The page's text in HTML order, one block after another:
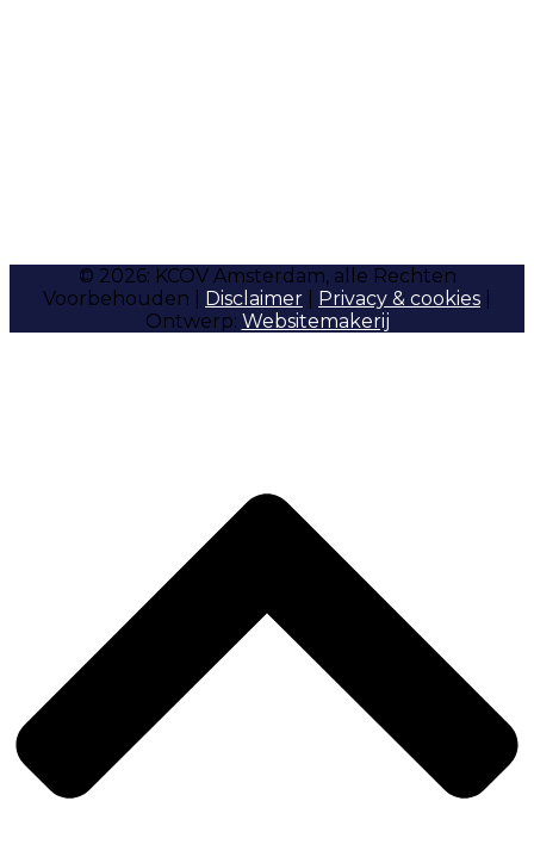
© 2026: KCOV Amsterdam, alle Rechten
Voorbehouden | Disclaimer Privacy & cookies
Ontwerp: Websitemakerij